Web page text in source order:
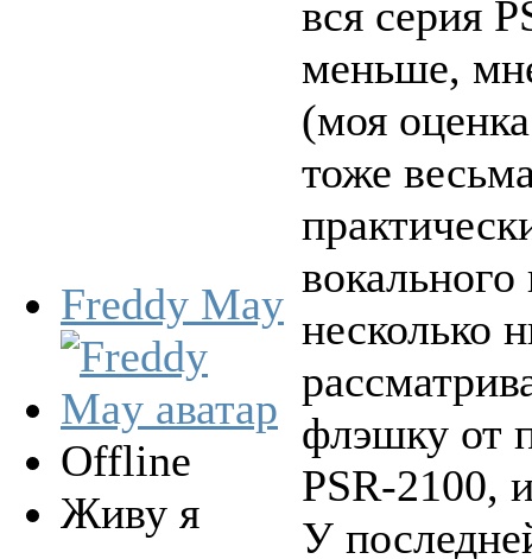
Freddy May
Offline
Живу я
вся серия
меньше,
(моя
тоже
несколько
флэшку от
PSR-2100,
У